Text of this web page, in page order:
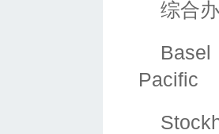
综合
Pacific